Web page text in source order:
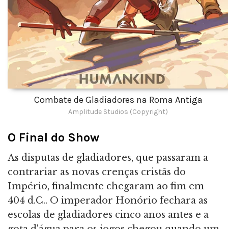
Combate de Gladiadores na Roma Antiga
Amplitude Studios (Copyright)
O Final do Show
As disputas de gladiadores, que passaram a
contrariar as novas crenças cristãs do
Império, finalmente chegaram ao fim em
404 d.C.. O imperador Honório fechara as
escolas de gladiadores cinco anos antes e a